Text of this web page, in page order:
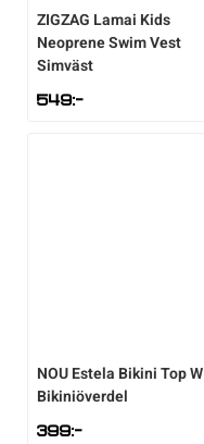
ZIGZAG Lamai Kids
Neoprene Swim Vest
Simväst
549:-
NOUEstela Bikini Top W
Bikiniöverdel
399:-